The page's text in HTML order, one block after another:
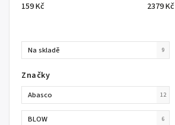
159Kč 2379Kč
Na skladě 9
Značky
Abasco 12
BLOW 6